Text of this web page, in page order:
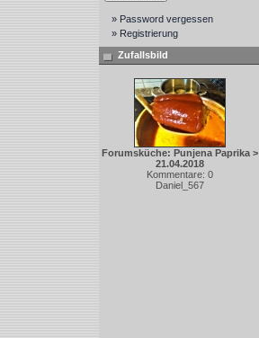
» Password vergessen
» Registrierung
Zufallsbild
Forumsküche: Punjena Paprika >
21.04.2018
Kommentare: 0
Daniel_567